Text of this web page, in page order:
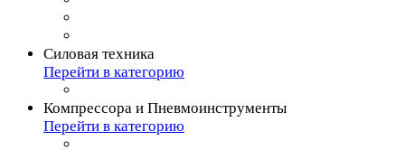
Силовая техника
Перейти в категорию
Компрессора и Пневмоинструменты
Перейти в категорию